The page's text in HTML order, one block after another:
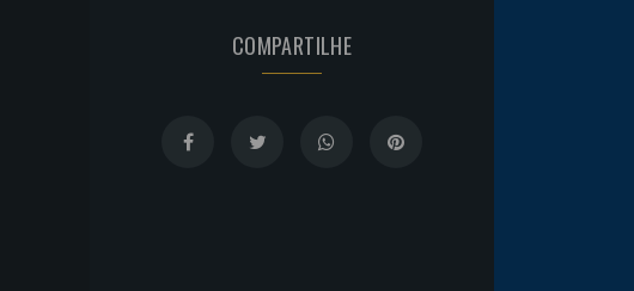
COMPARTILHE